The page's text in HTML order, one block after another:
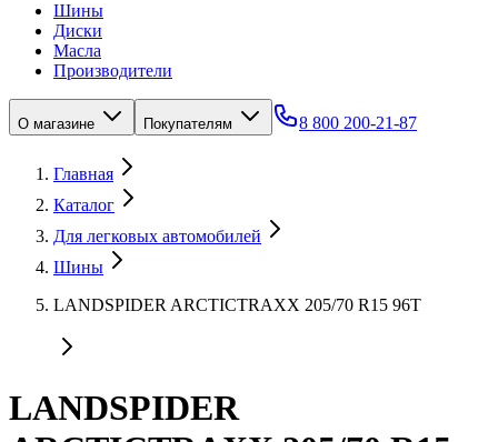
Шины
Диски
Масла
Производители
О магазине Покупателям 8 800 200-21-87
Главная
Каталог
Для легковых автомобилей
Шины
LANDSPIDER ARCTICTRAXX 205/70 R15 96T
LANDSPIDER